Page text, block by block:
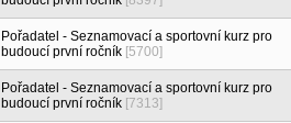
Pořadatel - Seznamovací a sportovní kurz pro
budoucí první ročník [5700]
Pořadatel - Seznamovací a sportovní kurz pro
budoucí první ročník [7313]